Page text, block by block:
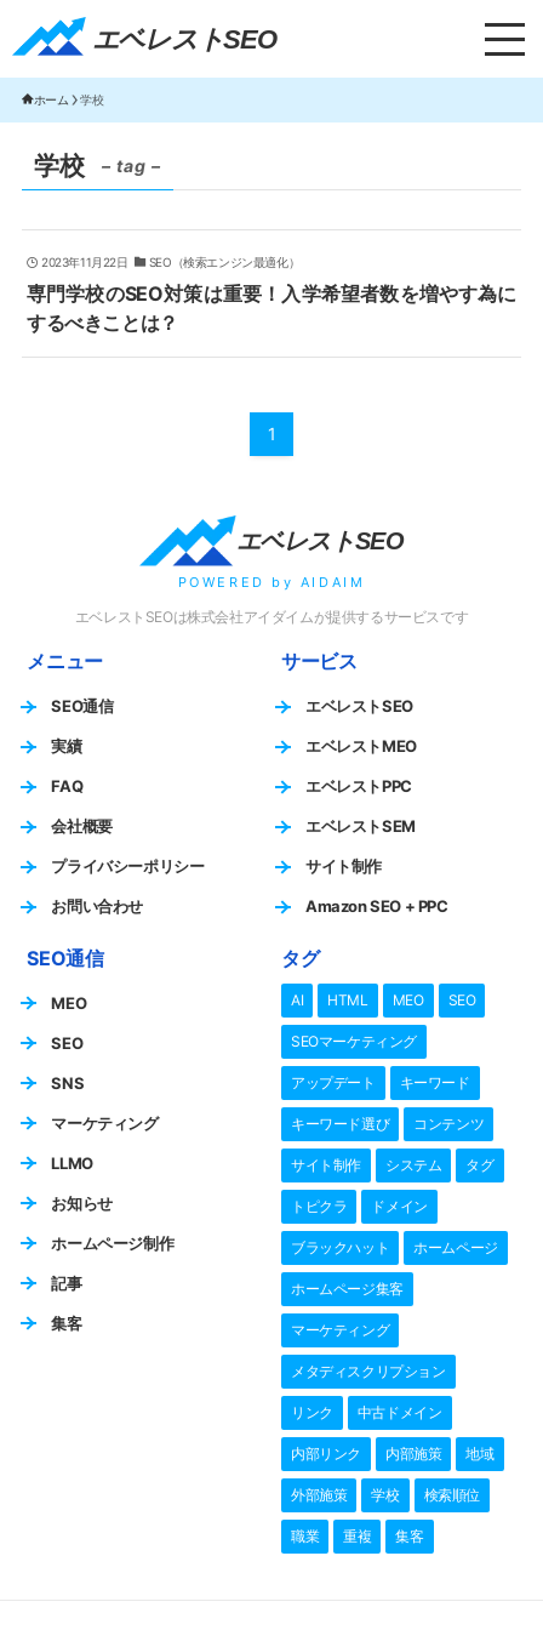
エベレストSEO
エベレストSEO｜TOP
ホーム 学校
学校 – tag –
2023年11月22日 SEO（検索エンジン最適化）
専門学校のSEO対策は重要！入学希望者数を増やす為に
するべきことは？
1
エベレストSEO
POWERED by AIDAIM
エベレストSEOは株式会社アイダイムが提供するサービスです
メニュー
SEO通信
実績
FAQ
会社概要
プライバシーポリシー
お問い合わせ
サービス
エベレストSEO
エベレストMEO
エベレストPPC
エベレストSEM
サイト制作
Amazon SEO + PPC
SEO通信
MEO
SEO
SNS
マーケティング
LLMO
お知らせ
ホームページ制作
記事
集客
タグ
AI HTML MEO SEO
SEOマーケティング
アップデート キーワード
キーワード選び コンテンツ
サイト制作 システム タグ
トピクラ ドメイン
ブラックハット ホームページ
ホームページ集客
マーケティング
メタディスクリプション
リンク 中古ドメイン
内部リンク 内部施策 地域
外部施策 学校 検索順位
職業 重複 集客